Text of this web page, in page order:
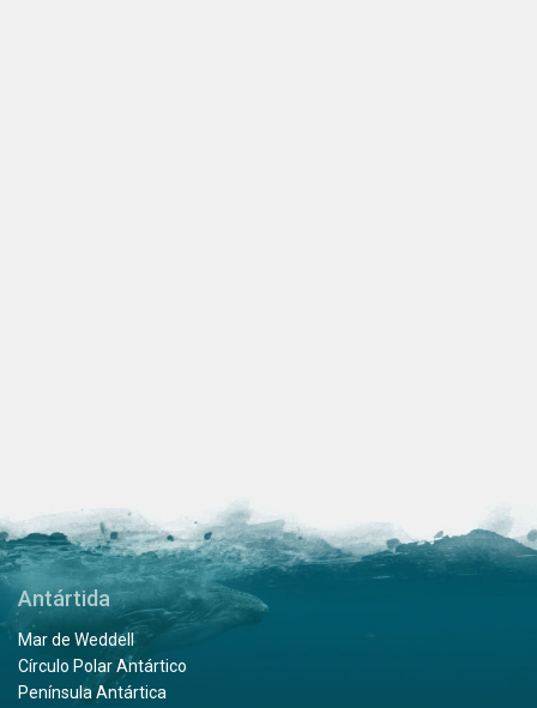
Antártida
Mar de Weddell
Círculo Polar Antártico
Península Antártica